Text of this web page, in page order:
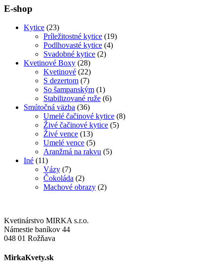
E-shop
Kytice (23)
Príležitostné kytice (19)
Podlhovasté kytice (4)
Svadobné kytice (2)
Kvetinové Boxy (28)
Kvetinové (22)
S dezertom (7)
So šampanským (1)
Stabilizované ruže (6)
Smútočná väzba (36)
Umelé čačinové kytice (8)
Živé čačinové kytice (5)
Živé vence (13)
Umelé vence (5)
Aranžmá na rakvu (5)
Iné (11)
Vázy (7)
Čokoláda (2)
Machové obrazy (2)
Kvetinárstvo MIRKA s.r.o.
Námestie baníkov 44
048 01 Rožňava
MirkaKvety.sk